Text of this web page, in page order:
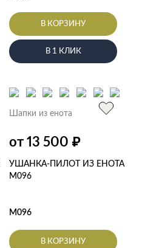
В КОРЗИНУ
В 1 КЛИК
Шапки из енота
от 13 500 ₽
УШАНКА-ПИЛОТ ИЗ ЕНОТА
M096
M096
В КОРЗИНУ